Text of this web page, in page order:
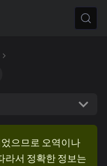
으므로 오역이나
라서 정확한 정보는